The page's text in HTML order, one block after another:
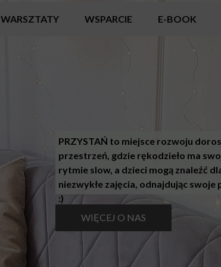
WARSZTATY WSPARCIE E-BOOK
PRZYSTAŃ to miejsce rozwoju
przestrzeń, gdzie rękodzieło ma
rytmie slow, a dzieci mogą znaleźć
niezwykłe zajęcia, odnajdując
:)
WIĘCEJ O NAS